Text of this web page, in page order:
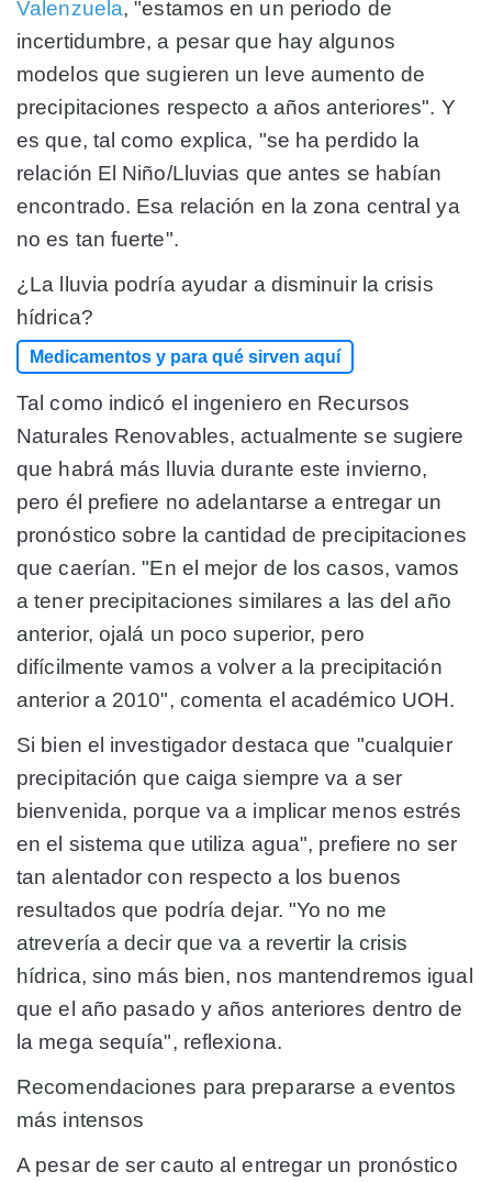
Valenzuela,"estamos en un periodo de
incertidumbre, a pesar que hay algunos
modelos que sugieren un leve aumento de
precipitaciones respecto a años anteriores". Y
es que, tal como explica, "se ha perdido la
relación El Niño/Lluvias que antes se habían
encontrado. Esa relación en la zona central ya
no es tan fuerte".
¿La lluvia podría ayudar a disminuir la crisis
hídrica?
Medicamentos y para qué sirven aquí
Tal como indicó el ingeniero en Recursos
Naturales Renovables, actualmente se sugiere
que habrá más lluvia durante este invierno,
pero él prefiere no adelantarse a entregar un
pronóstico sobre la cantidad de precipitaciones
que caerían."En el mejor de los casos, vamos
a tener precipitaciones similares a las del año
anterior, ojalá un poco superior, pero
difícilmente vamos a volver a la precipitación
anterior a 2010", comenta el académico UOH.
Si bien el investigador destaca que "cualquier
precipitación que caiga siempre va a ser
bienvenida, porque va a implicar menos estrés
en el sistema que utiliza agua", prefiere no ser
tan alentador con respecto a los buenos
resultados que podría dejar. "Yo no me
atrevería a decir que va a revertir la crisis
hídrica, sino más bien, nos mantendremos igual
que el año pasado y años anteriores dentro de
la mega sequía", reflexiona.
Recomendaciones para prepararse a eventos
más intensos
A pesar de ser cauto al entregar un pronóstico